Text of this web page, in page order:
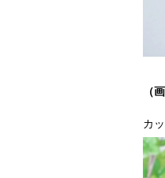
（
カ